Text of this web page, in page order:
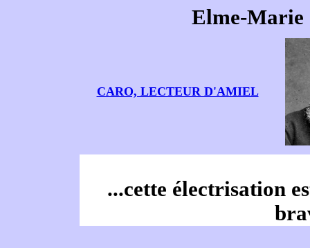
Elme-Marie
CARO, LECTEUR D'AMIEL
...cette électrisation